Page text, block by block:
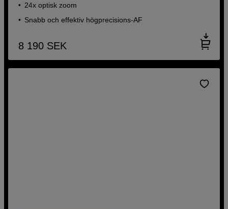
24x optisk zoom
Snabb och effektiv högprecisions-AF
8 190 SEK